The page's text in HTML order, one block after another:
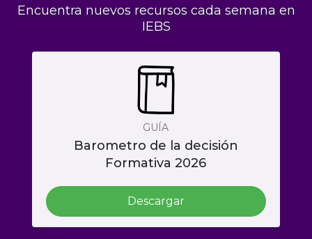
Encuentra nuevos recursos cada semana en
IEBS
GUÍA
Barometro de la decisión
Formativa 2026
Descargar